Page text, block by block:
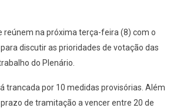
reúnem na próxima terça-feira (8) com o
discutir as prioridades de votação das
do Plenário.
trancada por 10 medidas provisórias. Além
de tramitação a vencer entre 20 de